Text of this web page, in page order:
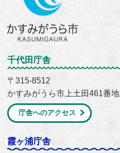
千代田庁舎
〒315-8512
かすみがうら市上土田461番地
庁舎へのアクセス
霞ヶ浦庁舎